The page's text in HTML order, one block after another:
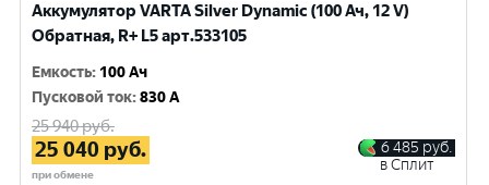
Аккумулятор VARTA Silver Dynamic (100 Ач, 12 V)
Обратная, R+ L5 арт.533105
Емкость: 100 Ач
Пусковой ток:830 A
25 940руб.
25 040 руб.
при обмене
6 485 руб.
в Сплит